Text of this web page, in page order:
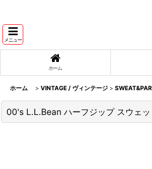
メニュー
ホーム
ホーム > VINTAGE / ヴィンテージ >
00's L.L.Bean ハーフジップ スウェッ